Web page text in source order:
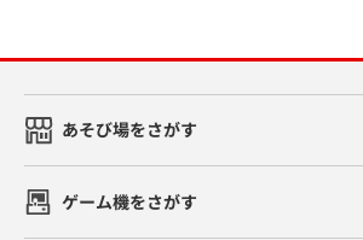
あそび場をさがす
ゲーム機をさがす